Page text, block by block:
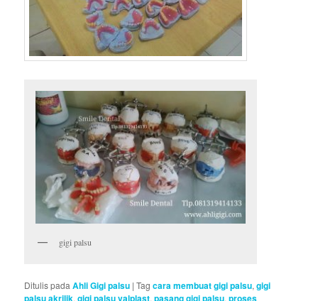
gigi palsu
Ditulis pada Ahli Gigi palsu |Tag cara membuat gigi palsu,gigi
palsu akrilik,gigi palsu valplast,pasang gigi palsu,proses